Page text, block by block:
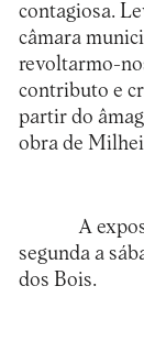
contagiosa.
câmara
revoltarmo-
contributo e
partir do
obra de
A
segunda a
dos Bois.